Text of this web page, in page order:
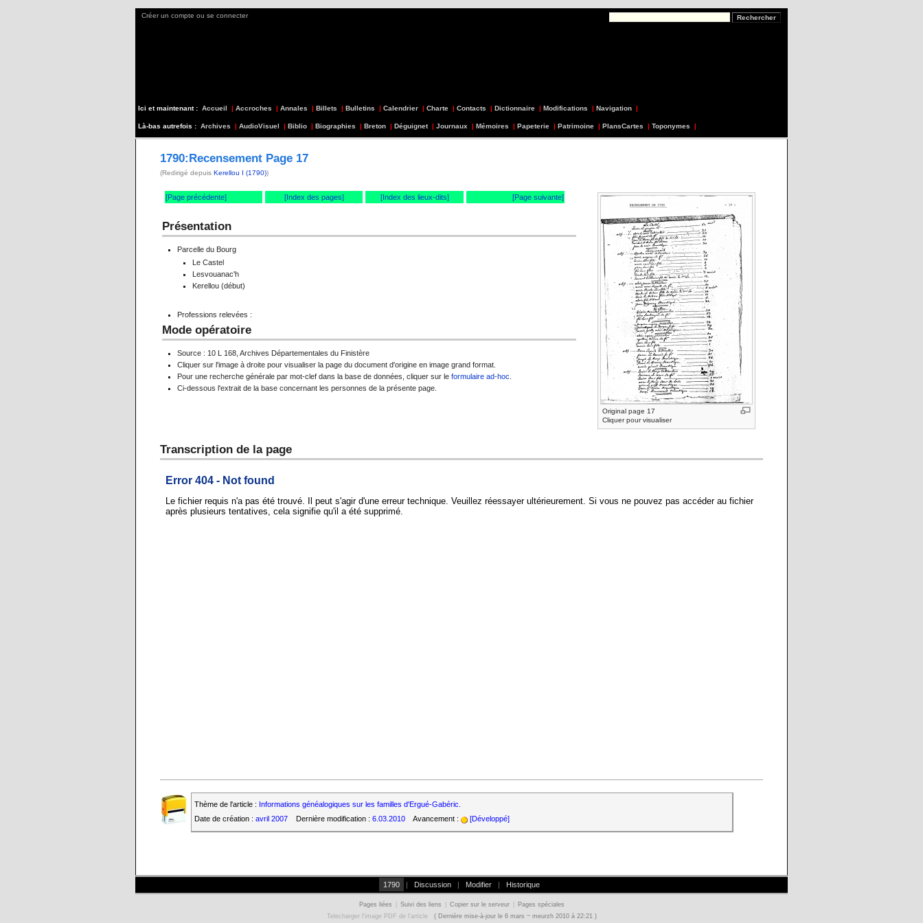
Créer un compte ou se connecter
Ici et maintenant : Accueil | Accroches | Annales | Billets | Bulletins | Calendrier | Charte | Contacts | Dictionnaire | Modifications | Navigation |
Là-bas autrefois : Archives | AudioVisuel | Biblio | Biographies | Breton | Déguignet | Journaux | Mémoires | Papeterie | Patrimoine | PlansCartes | Toponymes |
1790:Recensement Page 17
(Redirigé depuis Kerellou I (1790))
[Page précédente] [Index des pages] [Index des lieux-dits] [Page suivante]
Présentation
Parcelle du Bourg
Le Castel
Lesvouanac'h
Kerellou (début)
Professions relevées :
Mode opératoire
Source : 10 L 168, Archives Départementales du Finistère
Cliquer sur l'image à droite pour visualiser la page du document d'origine en image grand format.
Pour une recherche générale par mot-clef dans la base de données, cliquer sur le formulaire ad-hoc
Ci-dessous l'extrait de la base concernant les personnes de la présente page.
Original page 17
Cliquer pour visualiser
Transcription de la page
Thème de l'article : Informations généalogiques sur les familles d'Ergué-Gabéric.
Date de création : avril 2007 Dernière modification : 6.03.2010 Avancement : [Développé]
1790 | Discussion | Modifier | Historique
Pages liées Suivi des liens Copier sur le serveur
Pages spéciales
Telecharger l'image PDF de l'article
( Dernière mise-à-jour le 6 mars ~ meurzh 2010 à 22:21 )